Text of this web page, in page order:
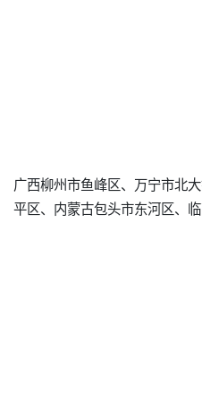
广西柳州市鱼峰区、万宁市北
平区、内蒙古包头市东河区、